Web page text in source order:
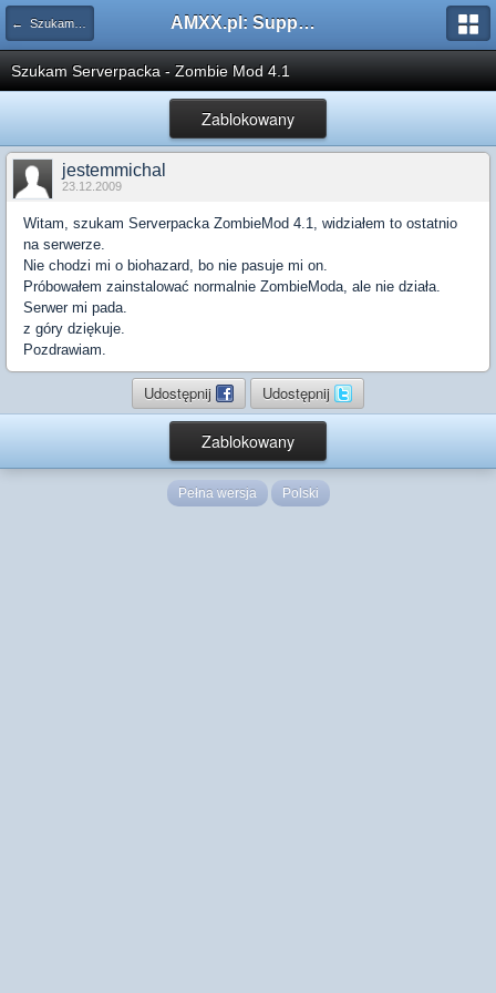
← Szukam pluginu AMXX.pl: Support AMX Mod X i SourceMod
Szukam Serverpacka - Zombie Mod 4.1
Zablokowany
jestemmichal
23.12.2009
Witam, szukam Serverpacka ZombieMod 4.1, widziałem to ostatnio
na serwerze.
Nie chodzi mi o biohazard, bo nie pasuje mi on.
Próbowałem zainstalować normalnie ZombieModa, ale nie działa.
Serwer mi pada.
z góry dziękuje.
Pozdrawiam.
Udostępnij Udostępnij
Zablokowany
Pełna wersja Polski